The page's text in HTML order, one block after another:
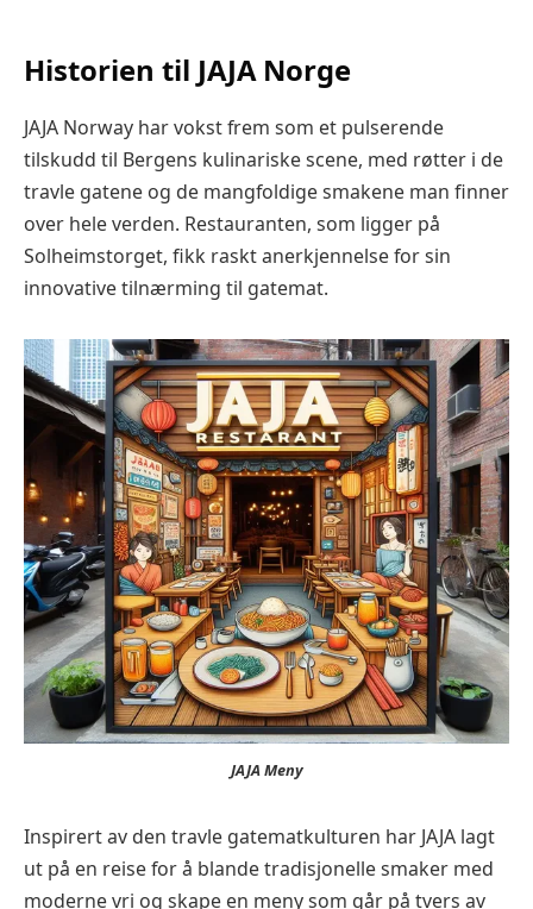
Historien til JAJA Norge
JAJA Norway har vokst frem som et pulserende
tilskudd til Bergens kulinariske scene, med røtter i de
travle gatene og de mangfoldige smakene man finner
over hele verden. Restauranten, som ligger på
Solheimstorget, fikk raskt anerkjennelse for sin
innovative tilnærming til gatemat.
JAJA Meny
Inspirert av den travle gatematkulturen har JAJA lagt
ut på en reise for å blande tradisjonelle smaker med
moderne vri og skape en meny som går på tvers av